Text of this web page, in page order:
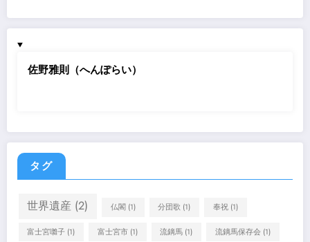
佐野雅則（へんぽらい）
タグ
世界遺産 (2) 仏閣 (1) 分団歌 (1) 奉祝(1)
富士宮囃子 (1) 富士宮市(1) 流鏑馬 (1) 流鏑馬保存会 (1)